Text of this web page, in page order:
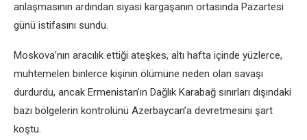
anlaşmasının ardından siyasi kargaşanın ortasında Pazartesi
günü istifasını sundu.
Moskova’nın aracılık ettiği ateşkes, altı hafta içinde yüzlerce,
muhtemelen binlerce kişinin ölümüne neden olan savaşı
durdurdu, ancak Ermenistan’ın Dağlık Karabağ sınırları dışındaki
bazı bölgelerin kontrolünü Azerbaycan’a devretmesini şart
koştu.